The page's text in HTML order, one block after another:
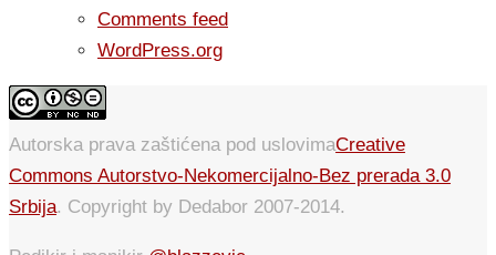
Comments feed
WordPress.org
Autorska prava zaštićena pod uslovimaCreative
Commons Autorstvo-Nekomercijalno-Bez prerada 3.0
Srbija. Copyright by Dedabor 2007-2014.